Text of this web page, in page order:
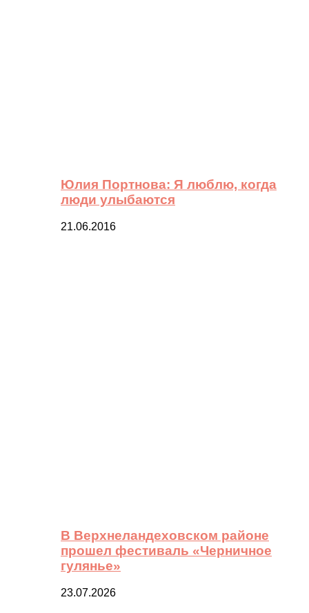
Юлия Портнова: Я люблю, когда
люди улыбаются
21.06.2016
В Верхнеландеховском районе
прошел фестиваль «Черничное
гулянье»
23.07.2026